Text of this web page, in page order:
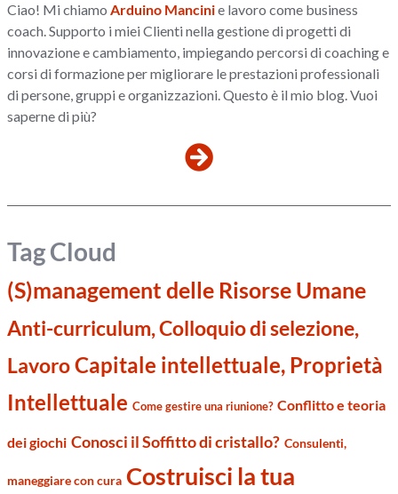
Ciao! Mi chiamoArduino Mancinie lavoro come business
coach. Supporto i miei Clienti nella gestione di progetti di
innovazione e cambiamento, impiegando percorsi di coaching e
corsi di formazione per migliorare le prestazioni professionali
di persone, gruppi e organizzazioni. Questo è il mio blog. Vuoi
saperne di più?
Tag Cloud
(S)management delle Risorse Umane
Anti-curriculum, Colloquio di selezione,
LavoroCapitale intellettuale, Proprietà
Intellettuale Come gestire una riunione? Conflitto e teoria
dei giochi Conosci il Soffitto di cristallo? Consulenti,
maneggiare con cura Costruisci la tua